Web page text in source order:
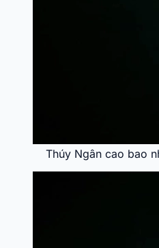
Thúy Ngân cao bao